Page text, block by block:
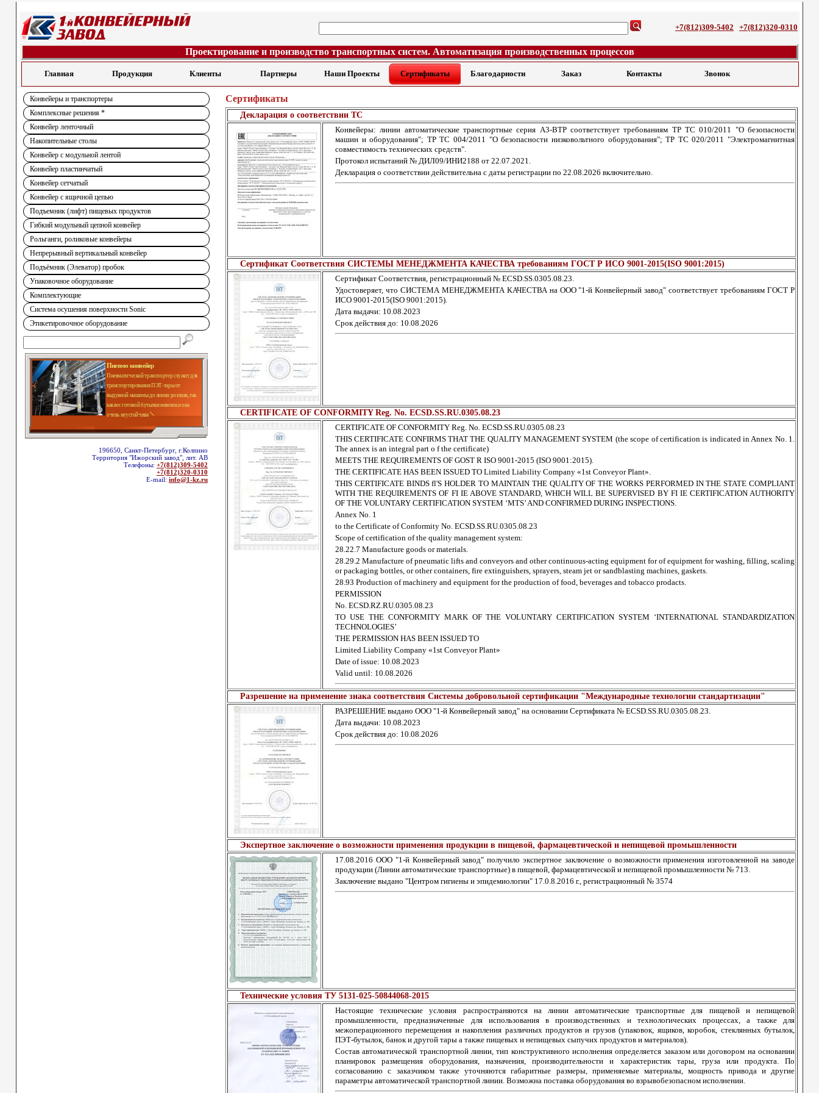
+7(812)309-5402 +7(812)320-0310
Проектирование и производство транспортных систем. Автоматизация производственных процессов
Главная Продукция Клиенты Партнеры Наши Проекты Сертификаты Благодарности Заказ Контакты Звонок
Конвейеры и транспортеры
Комплексные решения *
Конвейер ленточный
Накопительные столы
Конвейер с модульной лентой
Конвейер пластинчатый
Конвейер сетчатый
Конвейер с ящичной цепью
Подъемник (лифт) пищевых продуктов
Гибкий модульный цепной конвейер
Рольганги, роликовые конвейеры
Непрерывный вертикальный конвейер
Подъёмник (Элеватор) пробок
Упаковочное оборудование
Комплектующие
Система осушения поверхности Sonic
Этикетировочное оборудование
Пневмо конвейер
Пневматический транспортер служит для
транспортирования ПЭТ-тары от
выдувной машины до линии розлива, так
как вес готовой бутылки невелик и она
очень неустойчива
196650, Санкт-Петербург, г.Колпино
Территория "Ижорский завод", лит. АВ
Телефоны: +7(812)309-5402
+7(812)320-0310
E-mail: info@1-kz.ru
Сертификаты
Декларация о соответствии ТС
Конвейеры: линии автоматические транспортные серия А3-ВТР соответствует требованиям ТР ТС 010/2011 "О безопасности
машин и оборудования"; ТР ТС 004/2011 "О безопасности низковольтного оборудования"; ТР ТС 020/2011 "Электромагнитная
совместимость технических средств".
Протокол испытаний № ДИЛ09/ИНИ2188 от 22.07.2021.
Декларация о соответствии действительна с даты регистрации по 22.08.2026 включительно.
Сертификат Соответствия СИСТЕМЫ МЕНЕДЖМЕНТА КАЧЕСТВА требованиям ГОСТ Р ИСО 9001-2015(ISO 9001:2015)
Сертификат Соответствия, регистрационный № ECSD.SS.0305.08.23.
Удостоверяет, что СИСТЕМА МЕНЕДЖМЕНТА КАЧЕСТВА на ООО "1-й Конвейерный завод" соответствует требованиям ГОСТ Р
ИСО 9001-2015(ISO 9001:2015).
Дата выдачи: 10.08.2023
Срок действия до: 10.08.2026
CERTIFICATE OF CONFORMITY Reg. No. ECSD.SS.RU.0305.08.23
CERTIFICATE OF CONFORMITY Reg. No. ECSD.SS.RU.0305.08.23
THIS CERTIFICATE CONFIRMS THAT THE QUALITY MANAGEMENT SYSTEM (the scope of certification is indicated in Annex No. 1.
The annex is an integral part o f the certificate)
MEETS THE REQUIREMENTS OF GOST R ISO 9001-2015 (ISO 9001:2015).
THE CERTIFICATE HAS BEEN ISSUED TO Limited Liability Company «1st Conveyor Plant».
THIS CERTIFICATE BINDS fl'S HOLDER TO MAINTAIN THE QUALITY OF THE WORKS PERFORMED IN THE STATE COMPLIANT
WITH THE REQUIREMENTS OF FI IE ABOVE STANDARD, WHICH WILL BE SUPERVISED BY FI IE CERTIFICATION AUTHORITY
OF THE VOLUNTARY CERTIFICATION SYSTEM ‘MTS’ AND CONFIRMED DURING INSPECTIONS.
Annex No. 1
to the Certificate of Conformity No. ECSD.SS.RU.0305.08.23
Scope of certification of the quality management system:
28.22.7 Manufacture goods or materials.
28.29.2 Manufacture of pneumatic lifts and conveyors and other continuous-acting equipment for of equipment for washing, filling, scaling
or packaging bottles, or other containers, fire extinguishers, sprayers, steam jet or sandblasting machines, gaskets.
28.93 Production of machinery and equipment for the production of food, beverages and tobacco prodacts.
PERMISSION
No. ECSD.RZ.RU.0305.08.23
TO USE THE CONFORMITY MARK OF THE VOLUNTARY CERTIFICATION SYSTEM ‘INTERNATIONAL STANDARDIZATION
TECHNOLOGIES’
THE PERMISSION HAS BEEN ISSUED TO
Limited Liability Company «1st Conveyor Plant»
Date of issue: 10.08.2023
Valid until: 10.08.2026
Разрешение на применение знака соответствия Системы добровольной сертификации "Международные технологии стандартизации"
РАЗРЕШЕНИЕ выдано ООО "1-й Конвейерный завод" на основании Сертификата № ECSD.SS.RU.0305.08.23.
Дата выдачи: 10.08.2023
Срок действия до: 10.08.2026
Экспертное заключение о возможности применения продукции в пищевой, фармацевтической и непищевой промышленности
17.08.2016 ООО "1-й Конвейерный завод" получило экспертное заключение о возможности применения изготовленной на заводе
продукции (Линии автоматические транспортные) в пищевой, фармацевтической и непищевой промышленности № 713.
Заключение выдано "Центром гигиены и эпидемиологии" 17.0.8.2016 г., регистрационный № 3574
Технические условия ТУ 5131-025-50844068-2015
Настоящие технические условия распространяются на линии автоматические транспортные для пищевой и непищевой
промышленности, предназначенные для использования в производственных и технологических процессах, а также для
межоперационного перемещения и накопления различных продуктов и грузов (упаковок, ящиков, коробок, стеклянных бутылок,
ПЭТ-бутылок, банок и другой тары а также пищевых и непищевых сыпучих продуктов и материалов).
Состав автоматической транспортной линии, тип конструктивного исполнения определяется заказом или договором на основании
планировок размещения оборудования, назначения, производительности и характеристик тары, груза или продукта. По
согласованию с заказчиком также уточняются габаритные размеры, применяемые материалы, мощность привода и другие
параметры автоматической транспортной линии. Возможна поставка оборудования во взрывобезопасном исполнении.